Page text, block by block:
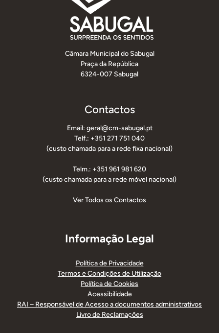
Câmara Municipal do Sabugal
Praça da República
6324-007 Sabugal
Contactos
Email: geral@cm-sabugal.pt
Telf.: +351 271 751 040
(custo chamada para a rede fixa nacional)
Telm.: +351 961 981 620
(custo chamada para a rede móvel nacional)
Ver Todos os Contactos
Informação Legal
Política de Privacidade
Termos e Condições de Utilização
Política de Cookies
Acessibilidade
RAI – Responsável de Acesso a documentos administrativos
Livro de Reclamações